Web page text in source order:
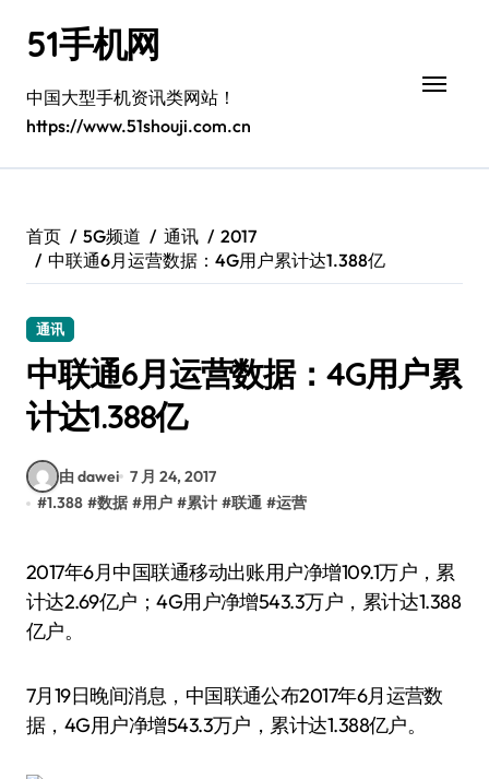
51手机网
中国大型手机资讯类网站！
https://www.51shouji.com.cn
首页 5G频道 通讯
2017
中联通6月运营数据：4G用户累计达1.388亿
通讯
中联通6月运营数据：4G用户累
计达1.388亿
由 dawei 7 月 24, 2017
#1.388 #数据 #用户 #累计 #联通 #运营
2017年6月中国联通移动出账用户净增109.1万户，累
计达2.69亿户；4G用户净增543.3万户，累计达1.388
亿户。
7月19日晚间消息，中国联通公布2017年6月运营数
据，4G用户净增543.3万户，累计达1.388亿户。